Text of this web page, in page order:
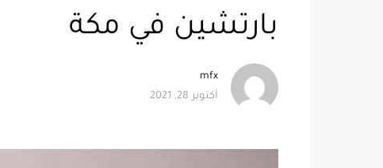
بارتشين في مكة
mfx
أكتوبر 28, 2021